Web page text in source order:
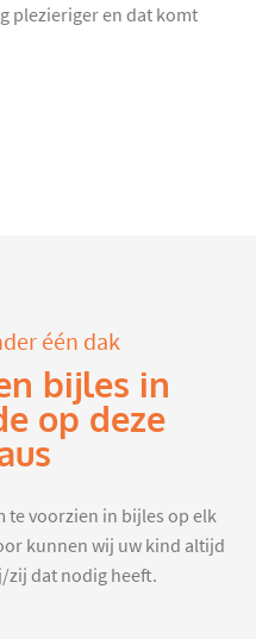
plezieriger en dat komt
één dak
bijles in
op deze
te voorzien in bijles op elk
kunnen wij uw kind altijd
dat nodig heeft.